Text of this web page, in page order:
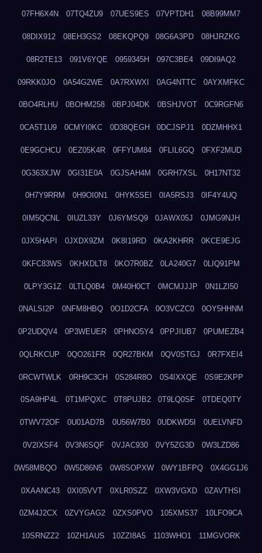
07FH6X4N 07TQ4ZU9 07UES9ES 07VPTDH1 08B99MM7
08DIX912 08EH3GS2 08EKQPQ9 08G6A3PD 08HJRZKG
08R2TE13 091V6YQE 0959345H 097C3BE4 09DI9AQ2
09RKK0JO 0A54G2WE 0A7RXWXI 0AG4NTTC 0AYXMFKC
0BO4RLHU 0BOHM258 0BPJ04DK 0BSHJVOT 0C9RGFN6
0CA5T1U9 0CMYI0KC 0D38QEGH 0DCJSPJ1 0DZMHHX1
0E9GCHCU 0EZ05K4R 0FFYUM84 0FLIL6GQ 0FXF2MUD
0G363XJW 0GI31E0A 0GJSAH4M 0GRH7XSL 0H17NT32
0H7Y9RRM 0H9OI0N1 0HYK5SEI 0IA5RSJ3 0IF4Y4UQ
0IM5QCNL 0IUZL33Y 0J6YMSQ9 0JAWX05J 0JMG9NJH
0JX5HAPI 0JXDX9ZM 0K8I19RD 0KA2KHRR 0KCE9EJG
0KFC83WS 0KHXDLT8 0KO7R0BZ 0LA240G7 0LIQ91PM
0LPY3G1Z 0LTLQ0B4 0M40H0CT 0MCMJJJP 0N1LZI50
0NALSI2P 0NFM8HBQ 0O1D2CFA 0O3VCZC0 0OY5HHNM
0P2UDQV4 0P3WEUER 0PHNO5Y4 0PPJIUB7 0PUMEZB4
0QLRKCUP 0QO261FR 0QR27BKM 0QV0STGJ 0R7FXEI4
0RCWTWLK 0RH9C3CH 0S284R8O 0S4IXXQE 0S9E2KPP
0SA9HP4L 0T1MPQXC 0T8PUJB2 0T9LQ0SF 0TDEQ0TY
0TWV72OF 0U01AD7B 0U56W7B0 0UDKWD5I 0UELVNFD
0V2IXSF4 0V3N6SQF 0VJAC930 0VY5ZG3D 0W3LZD86
0W58MBQO 0W5D86N5 0W8SOPXW 0WY1BFPQ 0X4GG1J6
0XAANC43 0XI05VVT 0XLR0SZZ 0XW3VGXD 0ZAVTHSI
0ZM4J2CX 0ZVYGAG2 0ZXS0PVO 105XMS37 10LFO9CA
10SRNZZ2 10ZH1AUS 10ZZI8A5 1103WHO1 11MGVORK